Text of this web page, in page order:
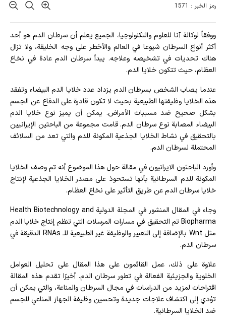
رمز الخبر : 1571
ووفقاً لوكالة آنا للعلوم والتكنولوجيا، الجميع يعلم أن سرطان الدم هو أحد
أكثر أنواع السرطان شيوعا في العالم والأخطر على وجه الخليقة، ولا تزال
هناك تحديات في تشخيصه وعلاجه. يبدأ سرطان الدم عادة في نخاع
العظام، حيث تتكون خلايا الدم.
عندما يصاب الشخص بسرطان الدم يزداد عدد خلايا الدم البيضاء وتفقد
هذه الخلايا وظيفتها الطبيعية بحيث لا تكون قادرة على الدفاع عن الجسم
بشكل صحيح ضد مسببات الأمراض. يمكن أن يميز نوع خلايا الدم
البيضاء المصابة نوع سرطان الدم. قامت مجموعة من الباحثين الإيرانيين
بالتحقيق في نشاط الخلايا الجذعية المكونة للدم والتي تعد من السلائف
المحتملة لسرطان الدم.
وأورد الباحثون الايرانيون في مقالة حول هذا الموضوع أنه تم وصف الخلايا
المكونة للدم السرطانية بأنها تستحوذ على مصدر الخلايا الجذعية لإنتاج
خلايا سرطان الدم عن طريق التأثير على نخاع العظام.
وجاء في المقال المنشور في المجلة الدولية Health Biotechnology and
Biopharma تم التحقيق في مسارات المرسلات التي تنظم إنتاج خلايا الدم
مثل Wnt بالإضافة إلى التعبير والوظيفة غير الطبيعية للـ RNAs الدقيقة في
سرطان الدم.
علاوة على ذلك، عمل القائمون على هذا المقال على تحليل العوامل
الخلوية والجزيئية الفعالة في تطور سرطان الدم. أخيرًا تقدم هذه المقالة
اقتراحات لمزيد من الدراسات في مجال السرطان والمناعة، والتي يمكن أن
تؤدي إلى اكتشاف علاجات جديدة وتحسين وظيفة الجهاز المناعي للجسم
ضد الخلايا السرطانية.